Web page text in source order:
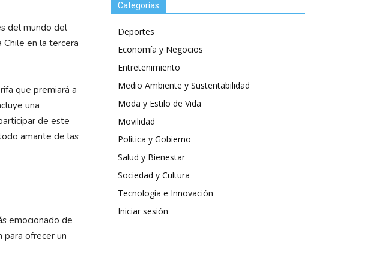
del mundo del
en la tercera
que premiará a
una
de este
amante de las
emocionado de
ofrecer un
Categorías
Deportes
Economía y Negocios
Entretenimiento
Medio Ambiente y Sustentabilidad
Moda y Estilo de Vida
Movilidad
Política y Gobierno
Salud y Bienestar
Sociedad y Cultura
Tecnología e Innovación
Iniciar sesión